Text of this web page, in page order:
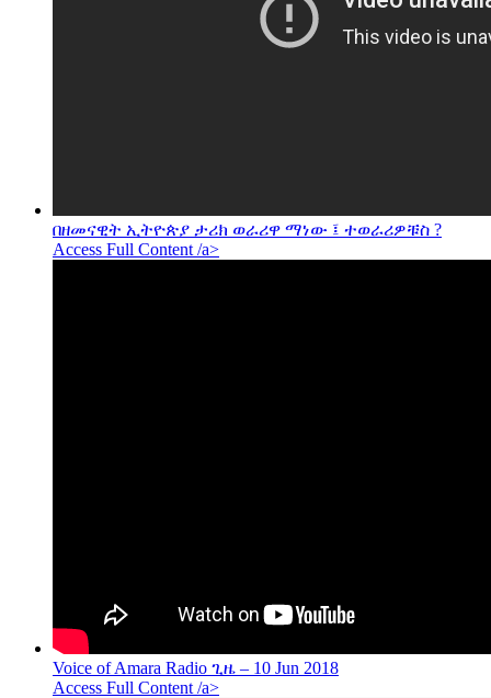
በዘመናዊት ኢትዮጵያ ታሪክ ወራሪዋ ማነው ፤ ተወራሪዎቹስ ?
Access Full Content /a>
Voice of Amara Radio ጊዜ – 10 Jun 2018
Access Full Content /a>